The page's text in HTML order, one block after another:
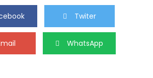
Twiter
WhatsApp